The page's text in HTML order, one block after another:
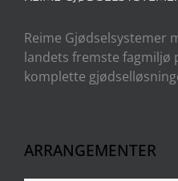
Reime Gjødselsystemer
landets fremste fagmiljø
komplette
ARRANGEMENTER